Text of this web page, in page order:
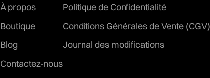
À propos
Boutique
Blog
Contactez-nous
Politique de Confidentialité
Conditions Générales de Vente (CGV)
Journal des modifications